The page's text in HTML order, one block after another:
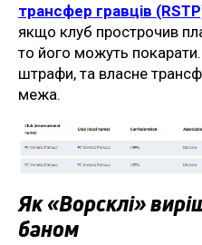
трансфер гравців
якщо клуб прострочив
то його можуть
штрафи, та власне
межа.
Як «Ворсклі»
баном